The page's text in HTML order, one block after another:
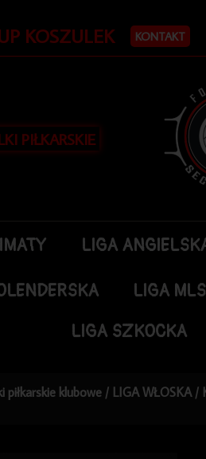
KOSZULEK KONTAKT
PIŁKARSKIE
LIGA
LIGA MLS
LIGA SZKOCKA
piłkarskie klubowe / LIGA WŁOSKA /